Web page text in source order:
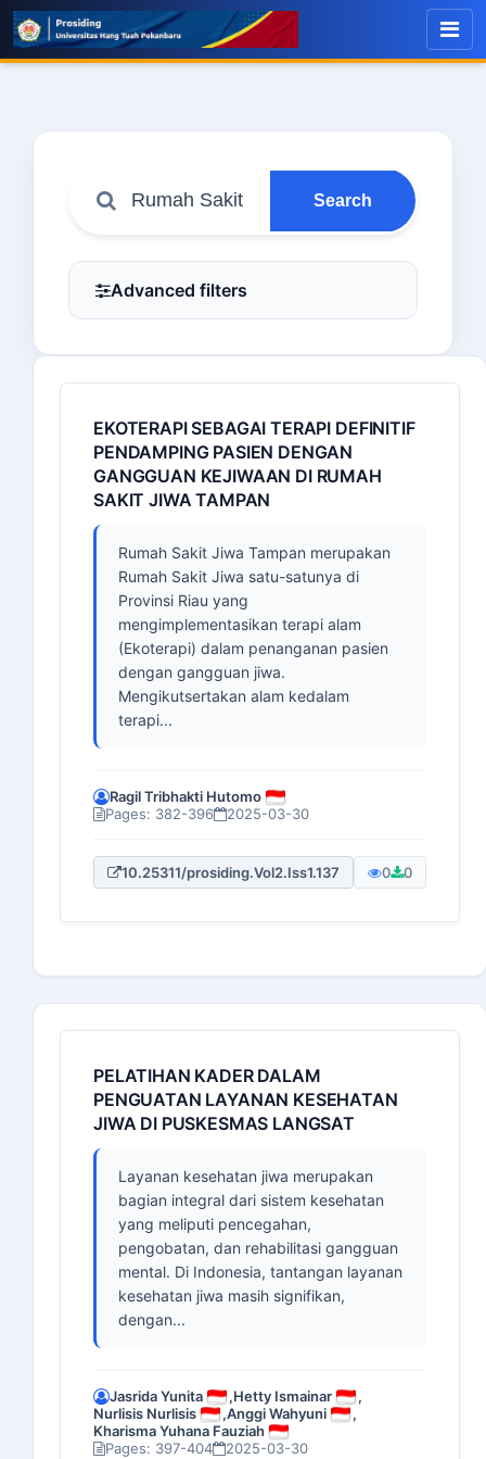
Search
Advanced filters
EKOTERAPI SEBAGAI TERAPI DEFINITIF
PENDAMPING PASIEN DENGAN
GANGGUAN KEJIWAAN DI RUMAH
SAKIT JIWA TAMPAN
Rumah Sakit Jiwa Tampan merupakan
Rumah Sakit Jiwa satu-satunya di
Provinsi Riau yang
mengimplementasikan terapi alam
(Ekoterapi) dalam penanganan pasien
dengan gangguan jiwa.
Mengikutsertakan alam kedalam
terapi...
Ragil Tribhakti Hutomo
Pages: 382-396
2025-03-30
10.25311/prosiding.Vol2.Iss1.137 0 0
PELATIHAN KADER DALAM
PENGUATAN LAYANAN KESEHATAN
JIWA DI PUSKESMAS LANGSAT
Layanan kesehatan jiwa merupakan
bagian integral dari sistem kesehatan
yang meliputi pencegahan,
pengobatan, dan rehabilitasi gangguan
mental. Di Indonesia, tantangan layanan
kesehatan jiwa masih signifikan,
dengan...
Jasrida Yunita ,Hetty Ismainar
,
Nurlisis Nurlisis
,Anggi Wahyuni
,
Kharisma Yuhana Fauziah
Pages: 397-404
2025-03-30